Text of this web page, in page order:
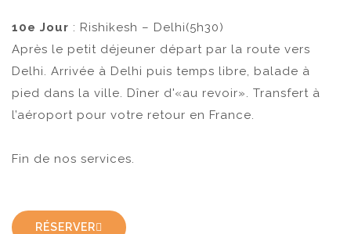
10e Jour : Rishikesh – Delhi(5h30)
Après le petit déjeuner départ par la route vers
Delhi. Arrivée à Delhi puis temps libre, balade à
pied dans la ville. Dîner d'«au revoir». Transfert à
l’aéroport pour votre retour en France.
Fin de nos services.
RÉSERVER